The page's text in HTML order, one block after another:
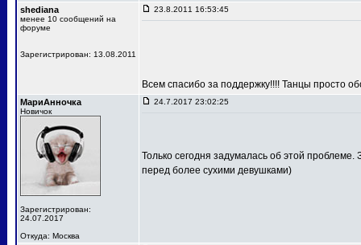
shediana
менее 10 сообщений на
форуме
Зарегистрирован: 13.08.2011
23.8.2011 16:53:45
Всем спасибо за поддержку!!!! Танцы просто
МариАнночка
Новичок
Зарегистрирован:
24.07.2017
Откуда: Москва
24.7.2017 23:02:25
Только сегодня задумалась об этой
перед более сухими девушками)